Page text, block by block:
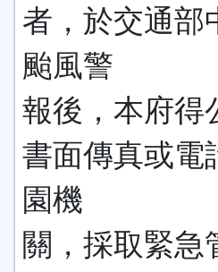
者，於交通部
颱風警
報後，本府得
書面傳真或電
園機
關，採取緊急